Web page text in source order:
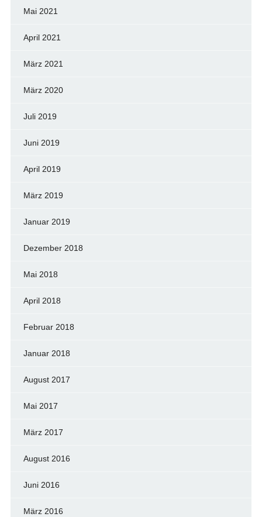
Mai 2021
April 2021
März 2021
März 2020
Juli 2019
Juni 2019
April 2019
März 2019
Januar 2019
Dezember 2018
Mai 2018
April 2018
Februar 2018
Januar 2018
August 2017
Mai 2017
März 2017
August 2016
Juni 2016
März 2016